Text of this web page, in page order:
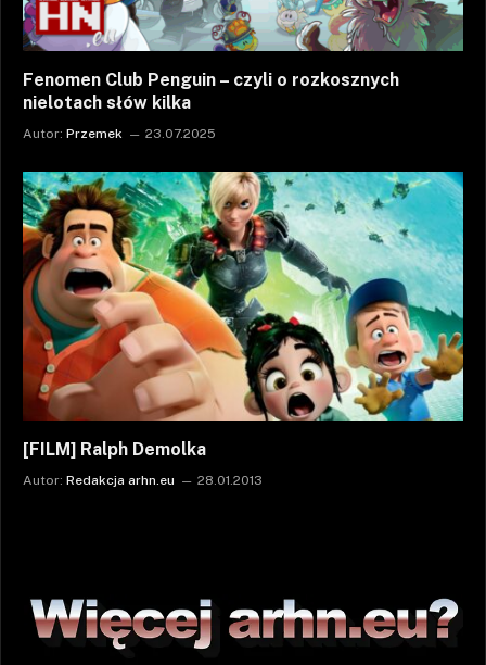
Fenomen Club Penguin – czyli o rozkosznych
nielotach słów kilka
Autor: Przemek 23.07.2025
[FILM] Ralph Demolka
Autor: Redakcja arhn.eu 28.01.2013